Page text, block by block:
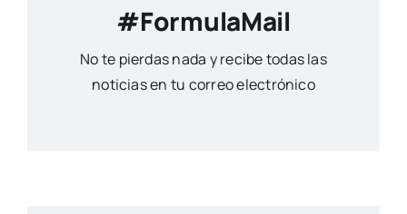
#FormulaMail
No te pierdas nada y recibe todas las
noticias en tu correo electrónico